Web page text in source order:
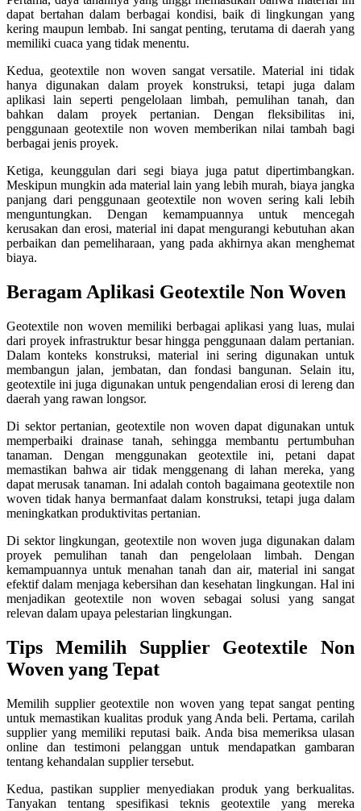
dapat bertahan dalam berbagai kondisi, baik di lingkungan yang
kering maupun lembab. Ini sangat penting, terutama di daerah yang
memiliki cuaca yang tidak menentu.
Kedua, geotextile non woven sangat versatile. Material ini tidak
hanya digunakan dalam proyek konstruksi, tetapi juga dalam
aplikasi lain seperti pengelolaan limbah, pemulihan tanah, dan
bahkan dalam proyek pertanian. Dengan fleksibilitas ini,
penggunaan geotextile non woven memberikan nilai tambah bagi
berbagai jenis proyek.
Ketiga, keunggulan dari segi biaya juga patut dipertimbangkan.
Meskipun mungkin ada material lain yang lebih murah, biaya jangka
panjang dari penggunaan geotextile non woven sering kali lebih
menguntungkan. Dengan kemampuannya untuk mencegah
kerusakan dan erosi, material ini dapat mengurangi kebutuhan akan
perbaikan dan pemeliharaan, yang pada akhirnya akan menghemat
biaya.
Beragam Aplikasi Geotextile Non Woven
Geotextile non woven memiliki berbagai aplikasi yang luas, mulai
dari proyek infrastruktur besar hingga penggunaan dalam pertanian.
Dalam konteks konstruksi, material ini sering digunakan untuk
membangun jalan, jembatan, dan fondasi bangunan. Selain itu,
geotextile ini juga digunakan untuk pengendalian erosi di lereng dan
daerah yang rawan longsor.
Di sektor pertanian, geotextile non woven dapat digunakan untuk
memperbaiki drainase tanah, sehingga membantu pertumbuhan
tanaman. Dengan menggunakan geotextile ini, petani dapat
memastikan bahwa air tidak menggenang di lahan mereka, yang
dapat merusak tanaman. Ini adalah contoh bagaimana geotextile non
woven tidak hanya bermanfaat dalam konstruksi, tetapi juga dalam
meningkatkan produktivitas pertanian.
Di sektor lingkungan, geotextile non woven juga digunakan dalam
proyek pemulihan tanah dan pengelolaan limbah. Dengan
kemampuannya untuk menahan tanah dan air, material ini sangat
efektif dalam menjaga kebersihan dan kesehatan lingkungan. Hal ini
menjadikan geotextile non woven sebagai solusi yang sangat
relevan dalam upaya pelestarian lingkungan.
Tips Memilih Supplier Geotextile Non
Woven yang Tepat
Memilih supplier geotextile non woven yang tepat sangat penting
untuk memastikan kualitas produk yang Anda beli. Pertama, carilah
supplier yang memiliki reputasi baik. Anda bisa memeriksa ulasan
online dan testimoni pelanggan untuk mendapatkan gambaran
tentang kehandalan supplier tersebut.
Kedua, pastikan supplier menyediakan produk yang berkualitas.
Tanyakan tentang spesifikasi teknis geotextile yang mereka